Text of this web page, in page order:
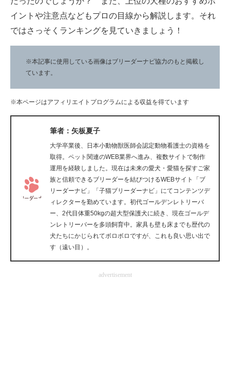
IT製品の技術・比較・事例
モノづくり技術者専門サイト
電子設計の基本と応用
建設×テクノロジーの最前線
ちょっと気になるネットの話題
イントや注意点などもプロの目線から解説します。それ
ではさっそくランキングを見ていきましょう！
※本記事に使用している画像はブリーダーナビ協力のもと掲載し
ています。
※本ページはアフィリエイトプログラムによる収益を得ています
筆者：矢板夏子
大学卒業後、日本小動物獣医師会認定動物看護士の資格を
取得。ペット関連のWEB業界へ進み、複数サイトで制作
運用を経験しました。現在は未来の愛犬・愛猫を探すご家
族と信頼できるブリーダーを結びつけるWEBサイト「ブ
リーダーナビ」「子猫ブリーダーナビ」にてコンテンツデ
ィレクターを勤めています。初代ゴールデンレトリーバ
ー、2代目体重50kgの超大型保護犬に続き、現在ゴールデ
ンレトリーバーを多頭飼育中。家具も壁も床までも歴代の
犬たちにかじられてボロボロですが、これも良い思い出で
す（遠い目）。
advertisement